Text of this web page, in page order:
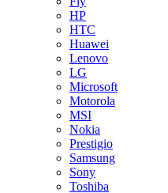
HP
HTC
Huawei
Lenovo
LG
Microsoft
Motorola
MSI
Nokia
Prestigio
Samsung
Sony
Toshiba